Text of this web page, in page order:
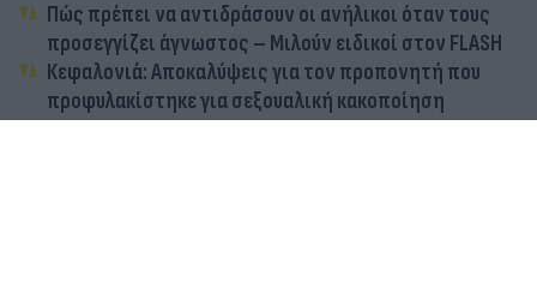
Πώς πρέπει να αντιδράσουν οι ανήλικοι όταν τους
προσεγγίζει άγνωστος – Μιλούν ειδικοί στον FLASH
Κεφαλονιά: Αποκαλύψεις για τον προπονητή που
προφυλακίστηκε για σεξουαλική κακοποίηση